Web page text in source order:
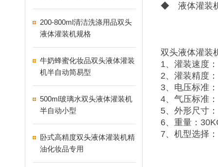
备
200-800ml清洁洗涤用品双头
液体灌装机规格
牛奶蜂蜜化妆品双头液体灌装
机半自动简易型
500ml玻璃水双头液体灌装机
半自动小型
卧式高精度双头液体灌装机精
油化妆品专用
◆ 液体灌装机
双头液体灌装
1、灌装速度
2、灌装精度
3、电压标准
4、气压标准
5、外形尺寸
6、重量：
7、机型选择